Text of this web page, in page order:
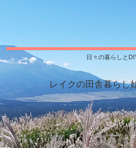
日々の暮らしと
レイクの田舎暮らし